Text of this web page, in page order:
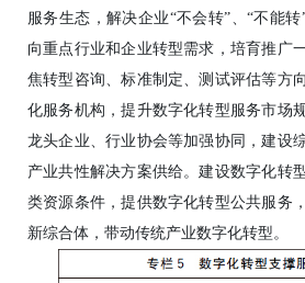
服务生态，解决企业“不会转”、“不能
向重点行业和企业转型需求，培育推广
焦转型咨询、标准制定、测试评估等方
化服务机构，提升数字化转型服务市场
龙头企业、行业协会等加强协同，建设
产业共性解决方案供给。建设数字化转
类资源条件，提供数字化转型公共服务
新综合体，带动传统产业数字化转型。